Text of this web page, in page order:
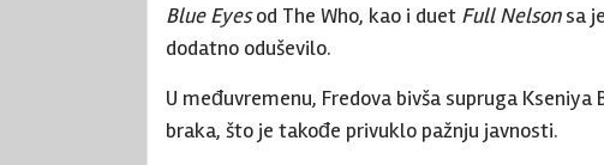
Blue Eyesod The Who, kao i duet Full Nelsonsa
dodatno oduševilo.
U međuvremenu, Fredova bivša supruga
braka, što je takođe privuklo pažnju javnosti.